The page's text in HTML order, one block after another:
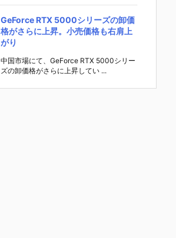
GeForce RTX 5000シリーズの卸価
格がさらに上昇。小売価格も右肩上
がり
中国市場にて、GeForce RTX 5000シリー
ズの卸価格がさらに上昇してい ...